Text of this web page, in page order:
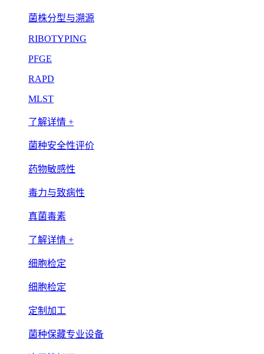
菌株分型与溯源
RIBOTYPING
PFGE
RAPD
MLST
了解详情 +
菌种安全性评价
药物敏感性
毒力与致病性
真菌毒素
了解详情 +
细胞检定
细胞检定
定制加工
菌种保藏专业设备